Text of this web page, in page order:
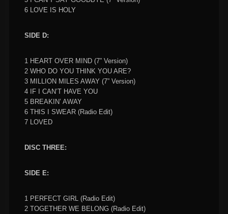
6 LOVE IS HOLY
SIDE D:
1 HEART OVER MIND (7” Version)
2 WHO DO YOU THINK YOU ARE?
3 MILLION MILES AWAY (7” Version)
4 IF I CAN’T HAVE YOU
5 BREAKIN’ AWAY
6 THIS I SWEAR (Radio Edit)
7 LOVED
DISC THREE:
SIDE E:
1 PERFECT GIRL (Radio Edit)
2 TOGETHER WE BELONG (Radio Edit)